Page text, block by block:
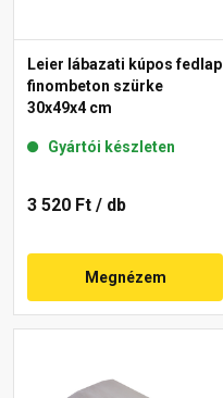
Leier lábazati kúpos fedlap
finombeton szürke
30x49x4 cm
Gyártói készleten
3 520 Ft / db
Megnézem